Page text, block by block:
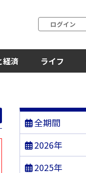
ログイン
経済 ライフ
全期間
2026年
2025年